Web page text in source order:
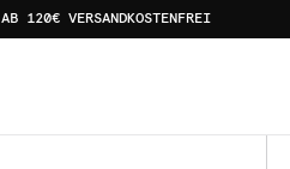
AB 120€ VERSANDKOSTENFREI